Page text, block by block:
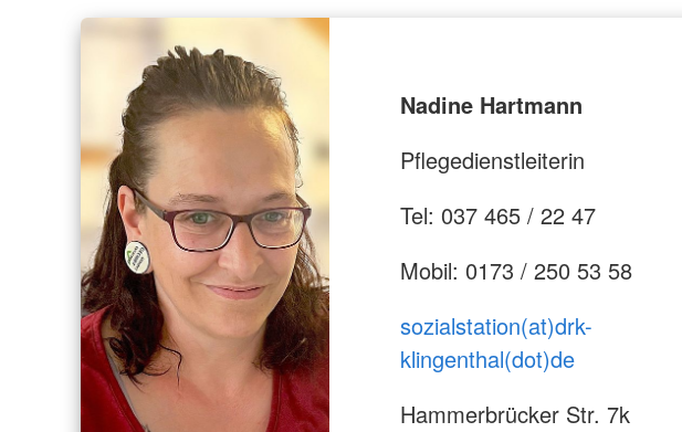
Nadine Hartmann
Pflegedienstleiterin
Tel: 037 465 / 22 47
Mobil: 0173 / 250 53 58
sozialstation(at)drk-
klingenthal(dot)de
Hammerbrücker Str. 7k